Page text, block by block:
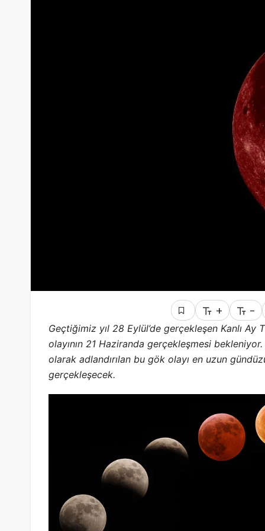
+ -
Geçtiğimiz yıl 28 Eylül’de gerçekleşen Kanlı Ay
olayının 21 Haziranda gerçekleşmesi
olarak adlandırılan bu gök olayı en uzun
gerçekleşecek.